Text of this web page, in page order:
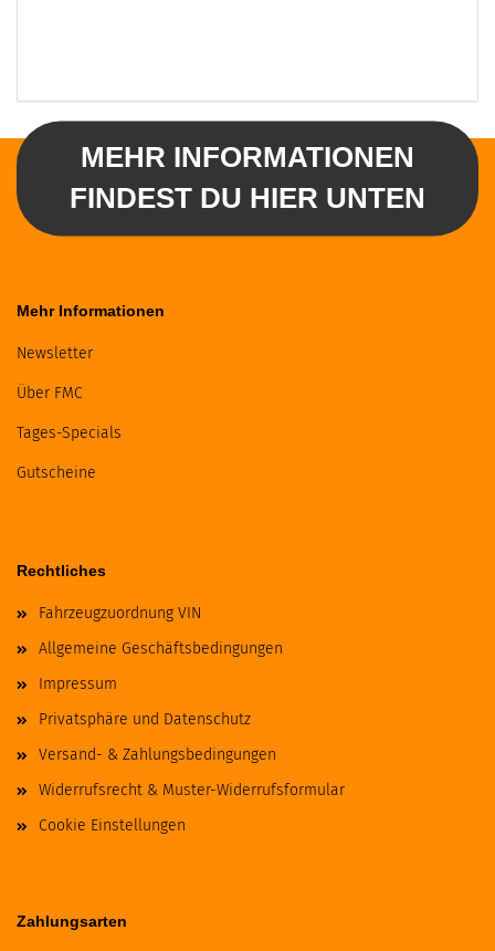
MEHR INFORMATIONEN
FINDEST DU HIER UNTEN
Mehr Informationen
Newsletter
Über FMC
Tages-Specials
Gutscheine
Rechtliches
Fahrzeugzuordnung VIN
Allgemeine Geschäftsbedingungen
Impressum
Privatsphäre und Datenschutz
Versand- & Zahlungsbedingungen
Widerrufsrecht & Muster-Widerrufsformular
Cookie Einstellungen
Zahlungsarten